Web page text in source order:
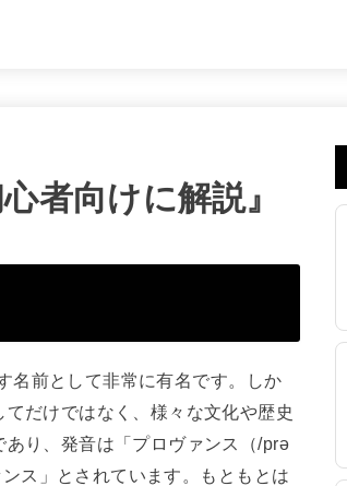
者向けに解説』
名前として非常に有名です。しか
だけではなく、様々な文化や歴史
り、発音は「プロヴァンス（/prə
ス」とされています。もともとは